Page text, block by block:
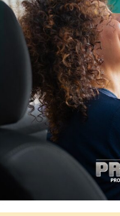
Divulgação
de 47 anos suspeito de
da Lei Maria da Penha.
visíveis, mas recusou
partindo para
sem resistência. A